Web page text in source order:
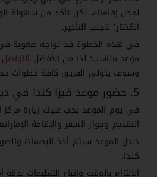
لمحل إقامتك، لكن تأكد من سهولة
المُختار؛ لتجنب التأخير.
في هذه الخطوة قد تواجه صعوبة في
موعد مناسب؛ لذا من الأفضل
وسوف يتولى الفريق كافة خطوات
5. حضور موعد فيزا كندا في دبي
في يوم الموعد يجب عليك زيارة مركز
التقديم وجواز السفر والإقامة
خلال الموعد سيتم أخذ البصمات
كندا.
الالتزام بالوقت واتباع التعليمات